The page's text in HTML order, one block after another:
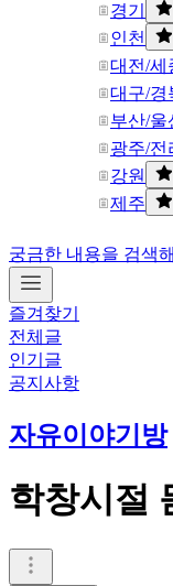
경기
인천
대전/세
대구/경
부산/울
광주/전
강원
제주
궁금한 내용을 검색
즐겨찾기
전체글
인기글
공지사항
자유이야기방
학창시절